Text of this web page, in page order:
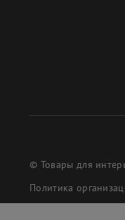
© Товары для
Политика